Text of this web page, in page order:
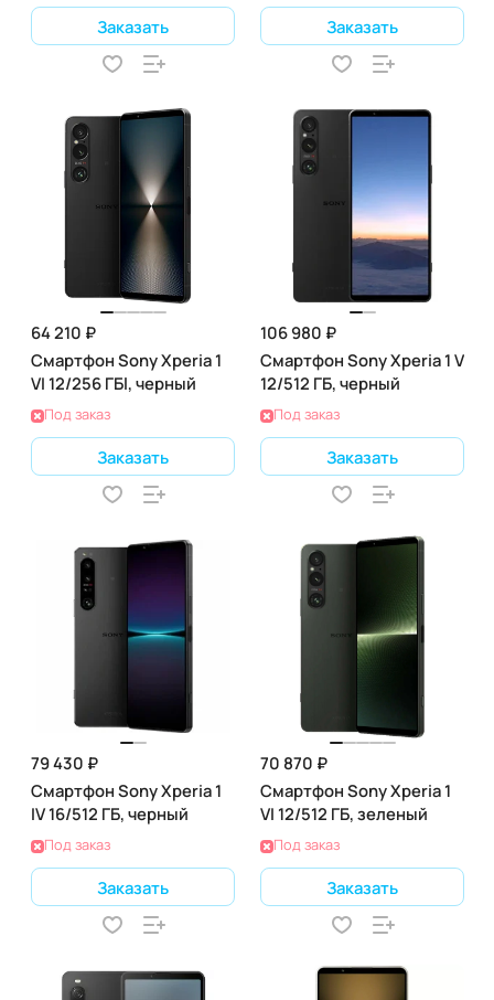
Заказать Заказать
64 210 ₽
Смартфон Sony Xperia 1
VI 12/256 ГБl, черный
Под заказ
Заказать
106 980 ₽
Смартфон Sony Xperia 1 V
12/512 ГБ, черный
Под заказ
Заказать
79 430 ₽
Смартфон Sony Xperia 1
IV 16/512 ГБ, черный
Под заказ
Заказать
70 870 ₽
Смартфон Sony Xperia 1
VI 12/512 ГБ, зеленый
Под заказ
Заказать